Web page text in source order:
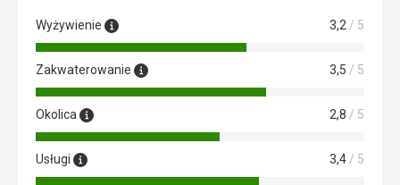
Wyżywienie 3,2/ 5
Zakwaterowanie 3,5 / 5
Okolica 2,8 / 5
Usługi 3,4/ 5